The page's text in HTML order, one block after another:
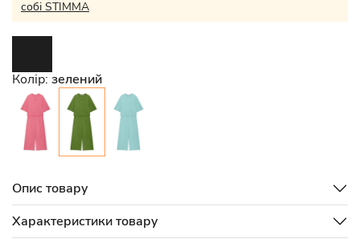
собі STIMMA
Колір: зелений
Опис товару
Характеристики товару